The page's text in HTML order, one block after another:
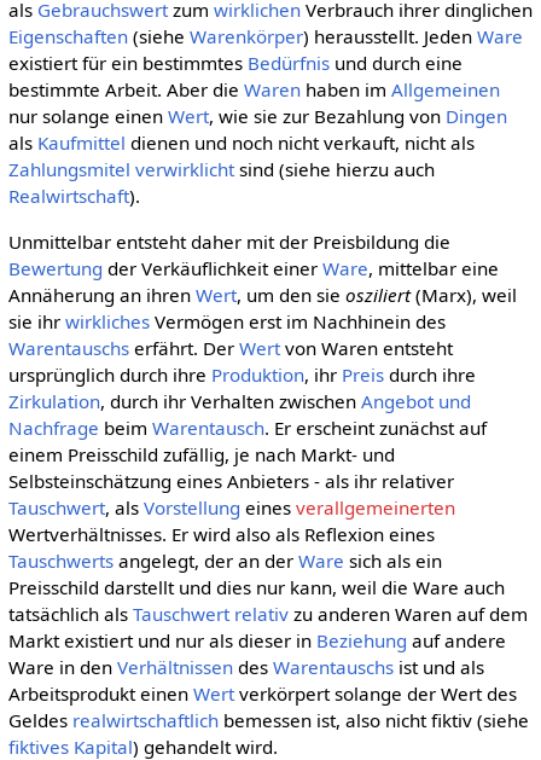
als Gebrauchswertzum wirklichenVerbrauch ihrer dinglichen
Eigenschaften(siehe Warenkörper) herausstellt. Jeden Ware
existiert für ein bestimmtes Bedürfnisund durch eine
bestimmte Arbeit. Aber die Warenhaben im Allgemeinen
nur solange einen Wert, wie sie zur Bezahlung von Dingen
als Kaufmittel dienen und noch nicht verkauft, nicht als
Zahlungsmitel verwirklichtsind (siehe hierzu auch
Realwirtschaft).
Unmittelbar entsteht daher mit der Preisbildung die
Bewertung der Verkäuflichkeit einer Ware, mittelbar eine
Annäherung an ihren Wert, um den sie osziliert(Marx), weil
sie ihr wirklichesVermögen erst im Nachhinein des
Warentauschserfährt. Der Wertvon Waren entsteht
ursprünglich durch ihre Produktion, ihr Preisdurch ihre
Zirkulation, durch ihr Verhalten zwischen Angebot und
Nachfrage beim Warentausch. Er erscheint zunächst auf
einem Preisschild zufällig, je nach Markt- und
Selbsteinschätzung eines Anbieters - als ihr relativer
Tauschwert, als Vorstellung eines verallgemeinerten
Wertverhältnisses. Er wird also als Reflexion eines
Tauschwertsangelegt, der an der Ware sich als ein
Preisschild darstellt und dies nur kann, weil die Ware auch
tatsächlich als Tauschwert relativzu anderen Waren auf dem
Markt existiert und nur als dieser in Beziehung auf andere
Ware in den Verhältnissendes Warentauschsist und als
Arbeitsprodukt einen Wertverkörpert solange der Wert des
Geldes realwirtschaftlichbemessen ist, also nicht fiktiv (siehe
fiktives Kapital) gehandelt wird.